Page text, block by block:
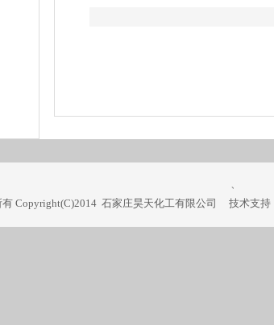
、
有 Copyright(C)2014 石家庄昊天化工有限公司 技术支持